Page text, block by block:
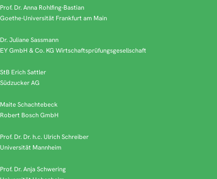
Prof. Dr. Anna Rohlfing-Bastian
Goethe-Universität Frankfurt am Main
Dr. Juliane Sassmann
EY GmbH & Co. KG Wirtschaftsprüfungsgesellschaft
StB Erich Sattler
Südzucker AG
Maite Schachtebeck
Robert Bosch GmbH
Prof. Dr. Dr. h.c. Ulrich Schreiber
Universität Mannheim
Prof. Dr. Anja Schwering